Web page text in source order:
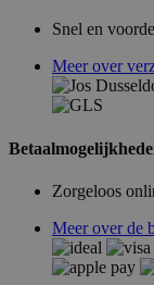
Snel en
Meer over
Zorgeloos
Meer over de